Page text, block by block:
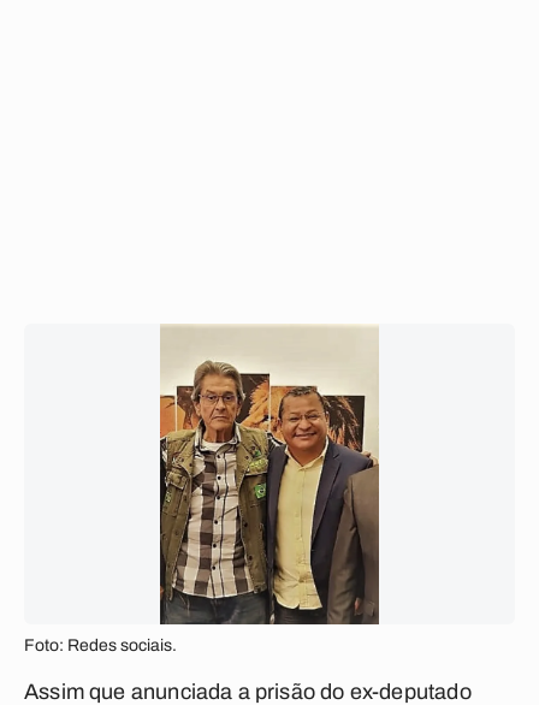
Foto: Redes sociais.
Assim que anunciada a prisão do ex-deputado